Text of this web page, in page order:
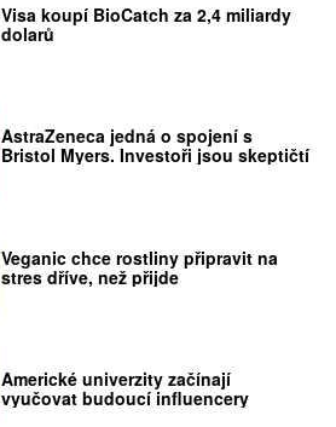
Visa koupí BioCatch za 2,4 miliardy
dolarů
AstraZeneca jedná o spojení s
Bristol Myers. Investoři jsou skeptičtí
Veganic chce rostliny připravit na
stres dříve, než přijde
Americké univerzity začínají
vyučovat budoucí influencery